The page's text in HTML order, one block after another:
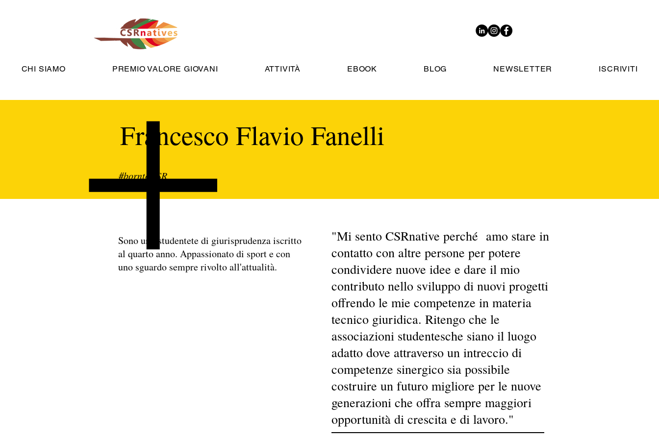
CHI SIAMO PREMIO VALORE GIOVANI ATTIVITÀ EBOOK BLOG NEWSLETTER ISCRIVITI
Francesco Flavio Fanelli
#borntoCSR
Sono uno studentete di giurisprudenza iscritto
al quarto anno. Appassionato di sport e con
uno sguardo sempre rivolto all'attualità.
"Mi sento CSRnative perché amo stare in
contatto con altre persone per potere
condividere nuove idee e dare il mio
contributo nello sviluppo di nuovi progetti
offrendo le mie competenze in materia
tecnico giuridica. Ritengo che le
associazioni studentesche siano il luogo
adatto dove attraverso un intreccio di
competenze sinergico sia possibile
costruire un futuro migliore per le nuove
generazioni che offra sempre maggiori
opportunità di crescita e di lavoro."